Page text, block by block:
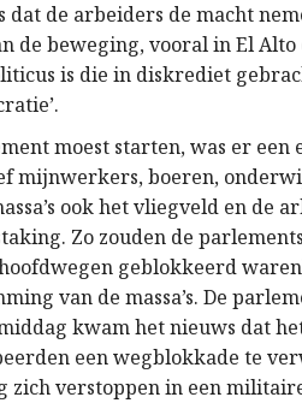
dat de arbeiders de macht
beweging, vooral in El Alto
is die in diskrediet
moest starten, was er een
mijnwerkers, boeren,
ook het vliegveld en de
Zo zouden de
geblokkeerd
van de massa’s. De
kwam het nieuws dat
een wegblokkade te
zich verstoppen in een